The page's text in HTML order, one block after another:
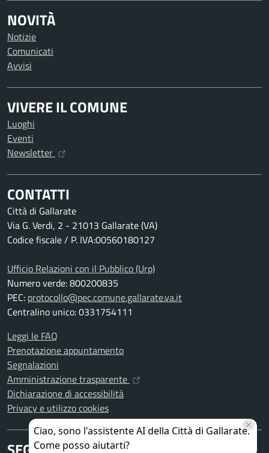
NOVITÀ
Notizie
Comunicati
Avvisi
VIVERE IL COMUNE
Luoghi
Eventi
Newsletter
CONTATTI
Città di Gallarate
Via G. Verdi, 2 - 21013 Gallarate (VA)
Codice fiscale / P. IVA:00560180127
Ufficio Relazioni con il Pubblico (Urp)
Numero verde: 800200835
PEC: protocollo@pec.comune.gallarate.va.it
Centralino unico: 0331754111
Leggi le FAQ
Prenotazione appuntamento
Segnalazioni
Amministrazione trasparente
Dichiarazione di accessibilità
Privacy e utilizzo cookies